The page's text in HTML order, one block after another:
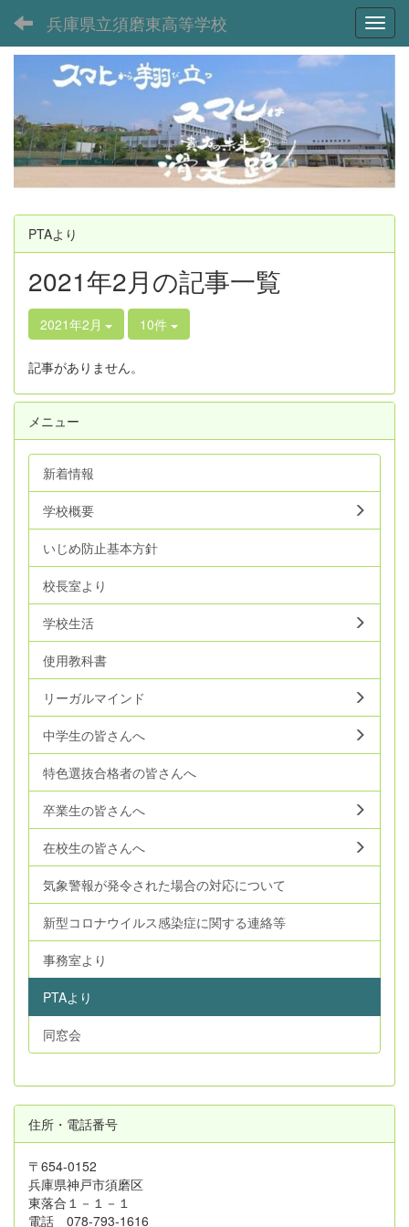
兵庫県立須磨東高等学校
PTAより
2021年2月の記事一覧
2021年2月 10件
記事がありません。
メニュー
新着情報
学校概要
いじめ防止基本方針
校長室より
学校生活
使用教科書
リーガルマインド
中学生の皆さんへ
特色選抜合格者の皆さんへ
卒業生の皆さんへ
在校生の皆さんへ
気象警報が発令された場合の対応について
新型コロナウイルス感染症に関する連絡等
事務室より
PTAより
同窓会
住所・電話番号
〒654-0152
兵庫県神戸市須磨区
東落合１－１－１
電話 078-793-1616